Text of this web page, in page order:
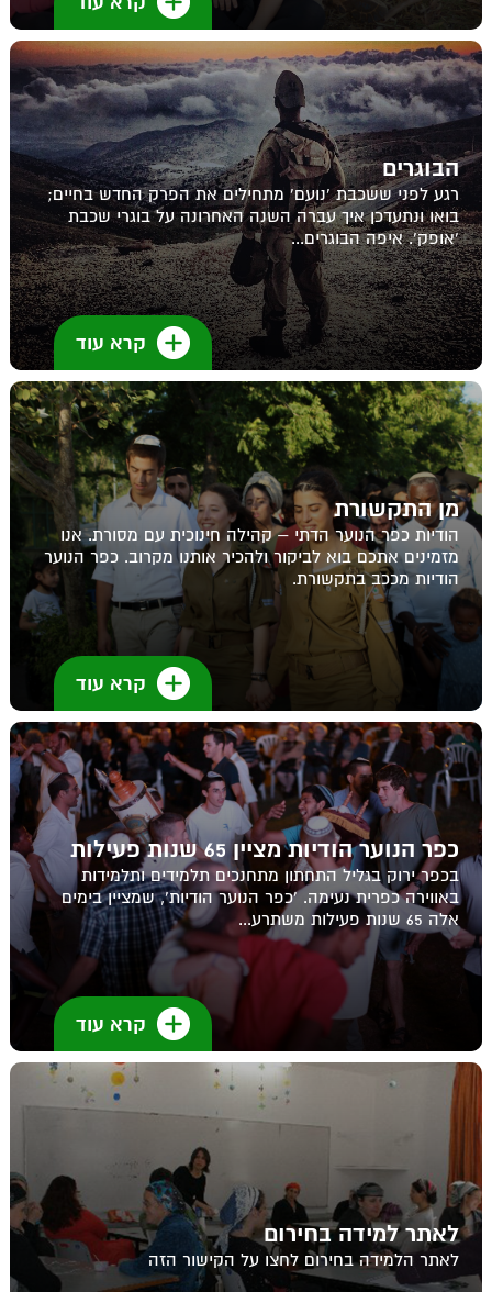
הבוגרים
רגע לפני ששכבת 'נועם' מתחילים את הפרק החדש בחיים;
בואו ונתעדכן איך עברה השנה האחרונה על בוגרי שכבת
'אופק'. איפה הבוגרים...
קרא עוד
מן התקשורת
הודיות כפר הנוער הדתי – קהילה חינוכית עם מסורת. אנו
מזמינים אתכם בוא לביקור ולהכיר אותנו מקרוב. כפר הנוער
הודיות מככב בתקשורת.
קרא עוד
כפר הנוער הודיות מציין 65 שנות פעילות
בכפר ירוק בגליל התחתון מתחנכים תלמידים ותלמידות
באווירה כפרית נעימה. 'כפר הנוער הודיות', שמציין בימים
אלה 65 שנות פעילות משתרע...
קרא עוד
לאתר למידה בחירום
לאתר הלמידה בחירום לחצו על הקישור הזה